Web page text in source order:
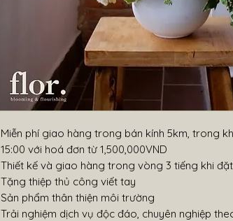
Miễn phí giao hàng trong bán kính 5km, trong
15:00 với hoá đơn từ 1,500,000VND
Thiết kế và giao hàng trong vòng 3 tiếng khi
Tặng thiệp thủ công viết tay
Sản phẩm thân thiện môi trường
Trải nghiệm dịch vụ độc đáo, chuyên nghiệp